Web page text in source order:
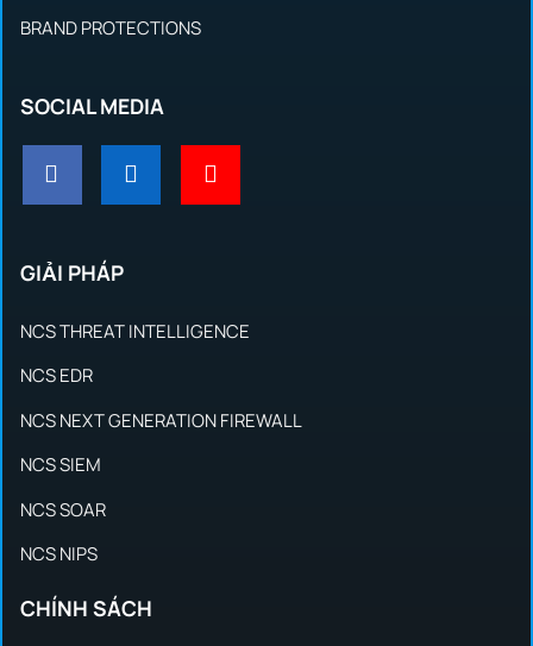
BRAND PROTECTIONS
SOCIAL MEDIA
GIẢI PHÁP
NCS THREAT INTELLIGENCE
NCS EDR
NCS NEXT GENERATION FIREWALL
NCS SIEM
NCS SOAR
NCS NIPS
CHÍNH SÁCH